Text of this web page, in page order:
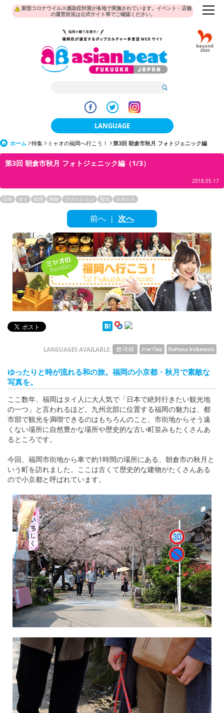
新型コロナウイルス感染症対策が各地で実施されています。イベント・店舗
の運営状況は公式サイト等でご確認ください。
LANGUAGE
日本語
한국어
繁體中文
English
ภาษาไทย
tiéng Viêt
Bahasa Indonesia
ホーム 特集 ミャオの福岡へ行こう！ 第3回 朝倉市秋月 フォトジェニック編
第3回 朝倉市秋月 フォトジェニック編（1/3）
2018.05.17
日本 タイ 福岡 体験 ファッション 観光 スポット
前へ | 次へ
LANGUAGES AVAILABLE:
ゆったりと時が流れる和の旅。福岡の小京都・秋月で素敵な
写真を。
ここ数年、福岡はタイ人に大人気で「日本で絶対行きたい観光地
の一つ」と言われるほど。九州北部に位置する福岡の魅力は、都
市部で観光を満喫できるのはもちろんのこと、市街地からそう遠
くない場所に自然豊かな場所や歴史的な古い町並みもたくさんあ
るところです。
今回、福岡市街地から車で約1時間の場所にある、朝倉市の秋月と
いう町を訪れました。ここは古くて歴史的な建物がたくさんある
ので小京都と呼ばれています。